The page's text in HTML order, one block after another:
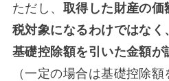
ただし、 取得した財産の価
税対象になるわけではな
基礎控除額を引いた金額
（一定の場合は基礎控除